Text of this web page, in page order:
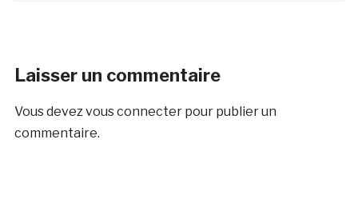
Laisser un commentaire
Vous devezvous connecterpour publier un
commentaire.